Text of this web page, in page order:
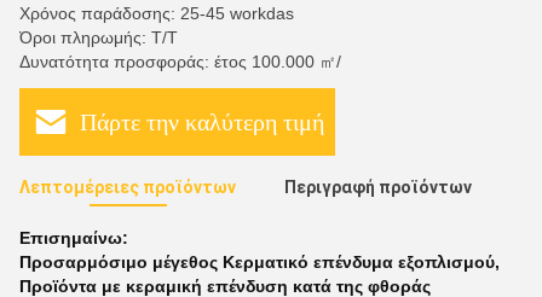
Χρόνος παράδοσης: 25-45 workdas
Όροι πληρωμής: Τ/Τ
Δυνατότητα προσφοράς: έτος 100.000 ㎡/
Πάρτε την καλύτερη τιμή
Λεπτομέρειες προϊόντων Περιγραφή προϊόντων
Επισημαίνω:
Προσαρμόσιμο μέγεθος Κερματικό επένδυμα εξοπλισμού,
Προϊόντα με κεραμική επένδυση κατά της φθοράς